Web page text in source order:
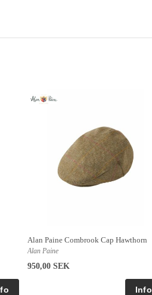
Alan Paine Combrook Cap Hawthorn
Alan Paine
950,00 SEK